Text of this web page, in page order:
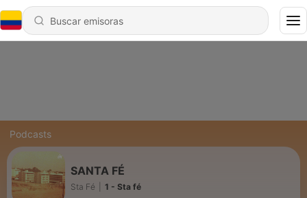
Podcasts
SANTA FÉ
Sta Fé 1 - Sta fé